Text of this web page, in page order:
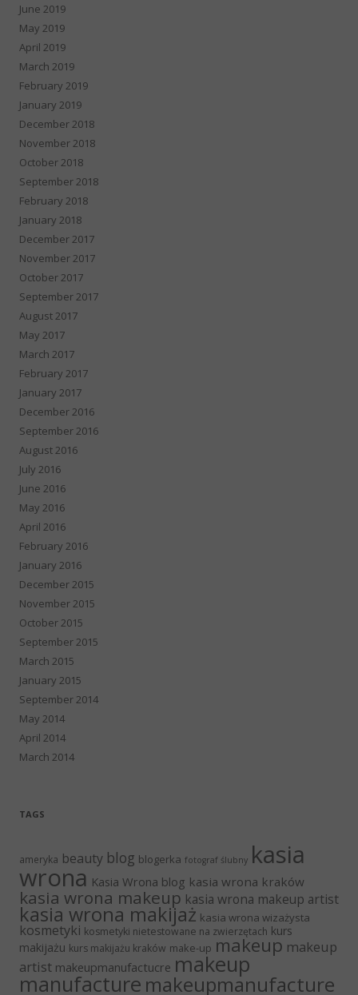
June 2019
May 2019
April 2019
March 2019
February 2019
January 2019
December 2018
November 2018
October 2018
September 2018
February 2018
January 2018
December 2017
November 2017
October 2017
September 2017
August 2017
May 2017
March 2017
February 2017
January 2017
December 2016
September 2016
August 2016
July 2016
June 2016
May 2016
April 2016
February 2016
January 2016
December 2015
November 2015
October 2015
September 2015
March 2015
January 2015
September 2014
May 2014
April 2014
March 2014
TAGS
ameryka beauty blog blogerka fotograf ślubny kasia
wrona Kasia Wrona blog kasia wrona kraków
kasia wrona makeup kasia wrona makeup artist
kasia wrona makijaż kasia wrona wizażysta
kosmetyki kosmetyki nietestowane na zwierzętach kurs
makijażu kurs makijażu kraków make-up makeup makeup
artist makeupmanufactucre makeup
manufacture makeupmanufacture